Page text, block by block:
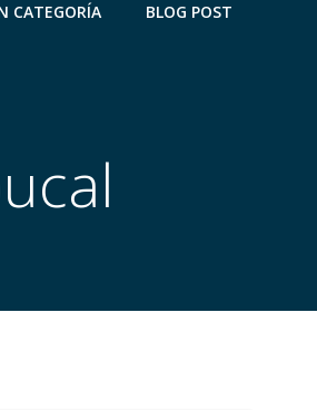
CATEGORÍA BLOG POST